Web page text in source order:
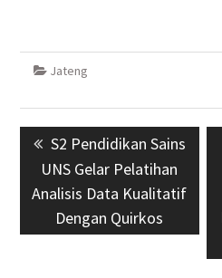
Jateng
Navigasi
pos Previous
post:
S2 Pendidikan Sains
UNS Gelar Pelatihan
Analisis Data Kualitatif
Dengan Quirkos